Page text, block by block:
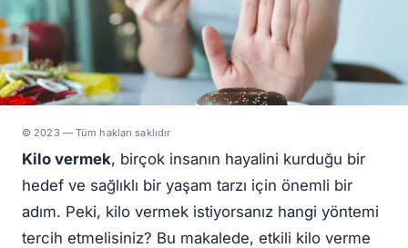
© 2023 — Tüm hakları saklıdır
Kilo vermek, birçok insanın hayalini kurduğu bir
hedef ve sağlıklı bir yaşam tarzı için önemli bir
adım. Peki, kilo vermek istiyorsanız hangi yöntemi
tercih etmelisiniz? Bu makalede, etkili kilo verme